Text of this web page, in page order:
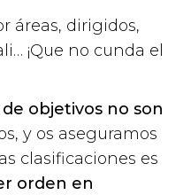
áreas, dirigidos,
¡Que no cunda el
objetivos no son
y os aseguramos
clasificaciones es
orden en